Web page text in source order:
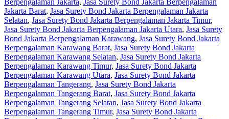
Jakarta Barat, Jasa Surety Bond Jakarta Berpengalaman Jakarta
Selatan, Jasa Surety Bond Jakarta Berpengalaman Jakarta Timur,
Jasa Surety Bond Jakarta Berpengalaman Jakarta Utara, Jasa Surety
Bond Jakarta Berpengalaman Karawang, Jasa Surety Bond Jakarta
Berpengalaman Karawang Barat, Jasa Surety Bond Jakarta
Berpengalaman Karawang Selatan, Jasa Surety Bond Jakarta
Berpengalaman Karawang Timur, Jasa Surety Bond Jakarta
Berpengalaman Karawang Utara, Jasa Surety Bond Jakarta
Berpengalaman Tangerang, Jasa Surety Bond Jakarta
Berpengalaman Tangerang Barat, Jasa Surety Bond Jakarta
Berpengalaman Tangerang Selatan, Jasa Surety Bond Jakarta
Berpengalaman Tangerang Timur, Jasa Surety Bond Jakarta